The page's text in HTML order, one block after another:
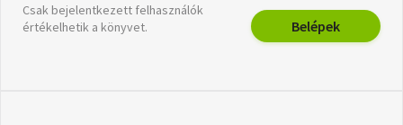
Csak bejelentkezett felhasználók
értékelhetik a könyvet.
Belépek